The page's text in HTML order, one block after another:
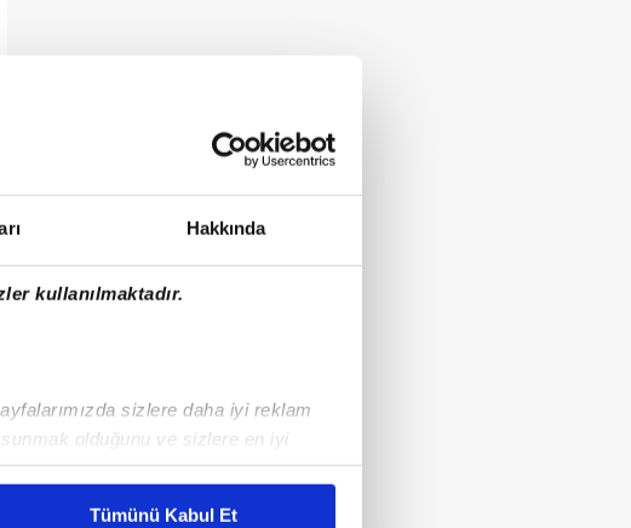
Hakkında
kullanılmaktadır.
sizlere daha iyi reklam
olduğunu ve sizlere en iyi
maliyetlerimizi karşılamak
Tümünü Kabul Et